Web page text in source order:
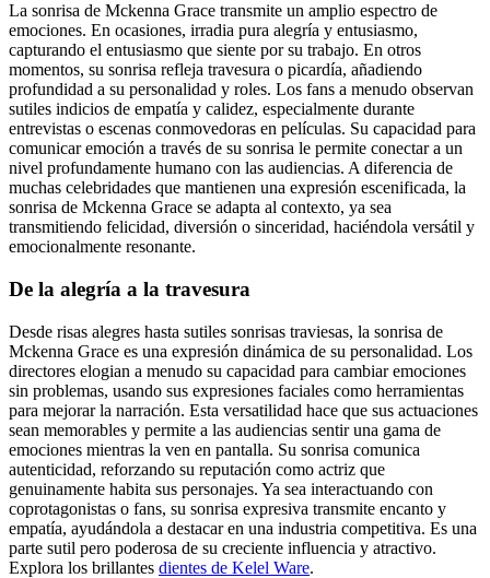
La sonrisa de Mckenna Grace transmite un amplio espectro de
emociones. En ocasiones, irradia pura alegría y entusiasmo,
capturando el entusiasmo que siente por su trabajo. En otros
momentos, su sonrisa refleja travesura o picardía, añadiendo
profundidad a su personalidad y roles. Los fans a menudo observan
sutiles indicios de empatía y calidez, especialmente durante
entrevistas o escenas conmovedoras en películas. Su capacidad para
comunicar emoción a través de su sonrisa le permite conectar a un
nivel profundamente humano con las audiencias. A diferencia de
muchas celebridades que mantienen una expresión escenificada, la
sonrisa de Mckenna Grace se adapta al contexto, ya sea
transmitiendo felicidad, diversión o sinceridad, haciéndola versátil y
emocionalmente resonante.
De la alegría a la travesura
Desde risas alegres hasta sutiles sonrisas traviesas, la sonrisa de
Mckenna Grace es una expresión dinámica de su personalidad. Los
directores elogian a menudo su capacidad para cambiar emociones
sin problemas, usando sus expresiones faciales como herramientas
para mejorar la narración. Esta versatilidad hace que sus actuaciones
sean memorables y permite a las audiencias sentir una gama de
emociones mientras la ven en pantalla. Su sonrisa comunica
autenticidad, reforzando su reputación como actriz que
genuinamente habita sus personajes. Ya sea interactuando con
coprotagonistas o fans, su sonrisa expresiva transmite encanto y
empatía, ayudándola a destacar en una industria competitiva. Es una
parte sutil pero poderosa de su creciente influencia y atractivo.
Explora los brillantes dientes de Kelel Ware.